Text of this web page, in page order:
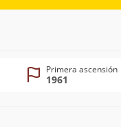
Primera ascensión
1961